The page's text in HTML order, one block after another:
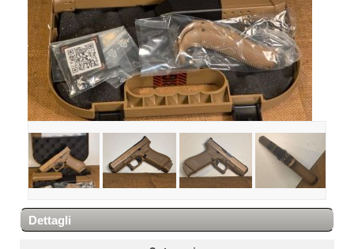
Dettagli